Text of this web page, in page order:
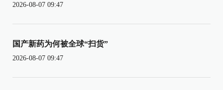
2026-08-07 09:47
国产新药为何被全球“扫货”
2026-08-07 09:47